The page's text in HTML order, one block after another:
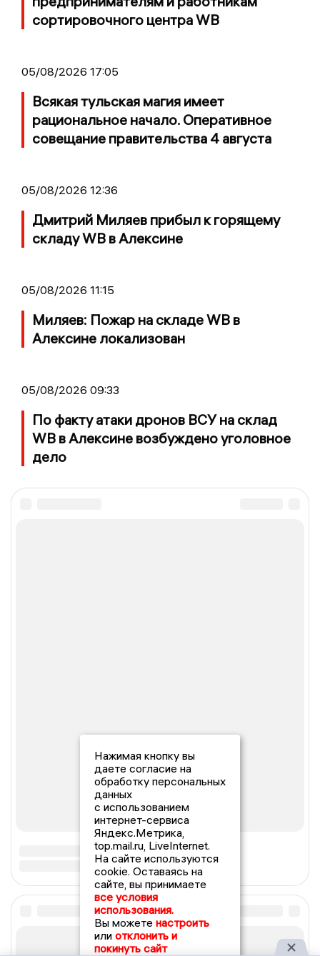
сортировочного центра WB
05/08/2026 17:05
Всякая тульская магия имеет
рациональное начало. Оперативное
совещание правительства 4 августа
05/08/2026 12:36
Дмитрий Миляев прибыл к горящему
складу WB в Алексине
05/08/2026 11:15
Миляев: Пожар на складе WB в
Алексине локализован
05/08/2026 09:33
По факту атаки дронов ВСУ на склад
WB в Алексине возбуждено уголовное
дело
Нажимая кнопку вы
даете согласие на
обработку персональных
данных
с использованием
интернет-сервиса
Яндекс.Метрика,
top.mail.ru, LiveInternet.
На сайте используются
cookie. Оставаясь на
сайте, вы принимаете
все условия
использования.
Вы можете настроить
или отклонить и
покинуть сайт